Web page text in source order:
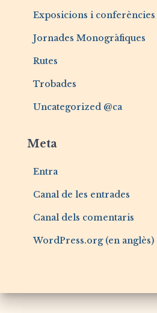
Exposicions i conferències
Jornades Monogràfiques
Rutes
Trobades
Uncategorized @ca
Meta
Entra
Canal de les entrades
Canal dels comentaris
WordPress.org (en anglès)